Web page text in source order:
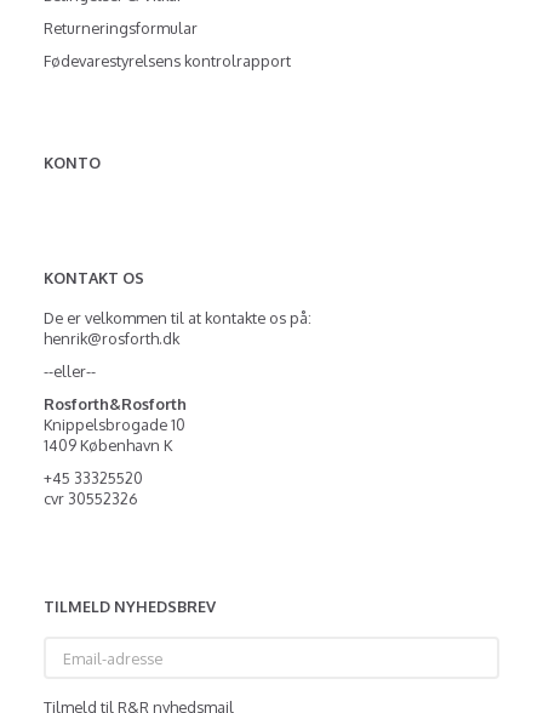
Returneringsformular
Fødevarestyrelsens kontrolrapport
KONTO
KONTAKT OS
De er velkommen til at kontakte os på:
henrik@rosforth.dk
--eller--
Rosforth&Rosforth
Knippelsbrogade 10
1409 København K
+45 33325520
cvr 30552326
TILMELD NYHEDSBREV
adresse
Tilmeld til R&R nyhedsmail